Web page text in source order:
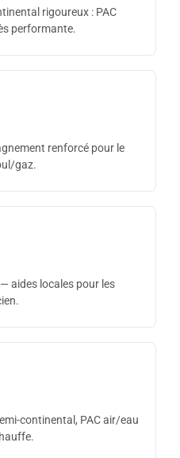
rigoureux : PAC
performante.
renforcé pour le
gaz.
aides locales pour les
continental, PAC air/eau